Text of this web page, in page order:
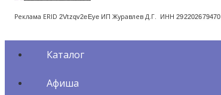
Реклама ERID 2Vtzqv2eEye ИП Журавлев Д.Г. ИНН292202679470
Каталог
Афиша